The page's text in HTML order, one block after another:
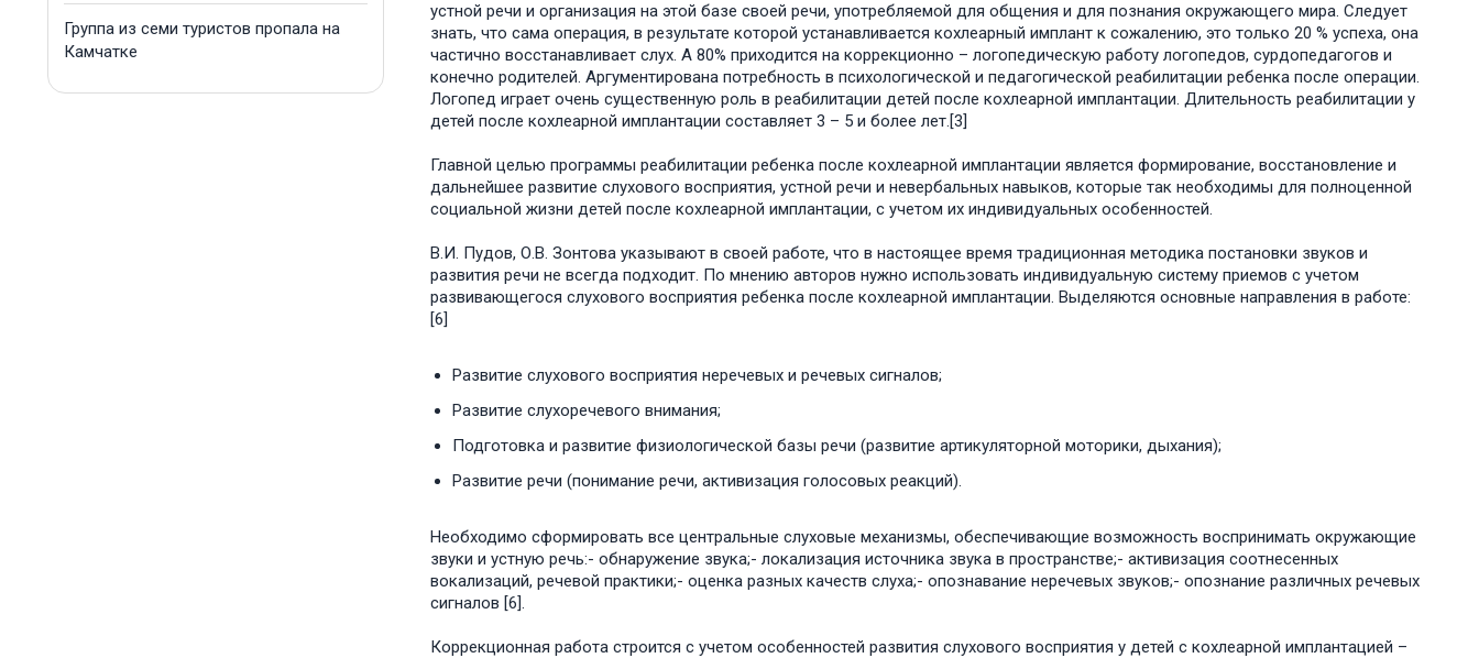
Группа из семи туристов пропала на
Камчатке
устной речи и организация на этой базе своей речи, употребляемой для общения и для познания окружающего мира. Следует
знать, что сама операция, в результате которой устанавливается кохлеарный имплант к сожалению, это только 20 % успеха, она
частично восстанавливает слух. А 80% приходится на коррекционно – логопедическую работу логопедов, сурдопедагогов и
конечно родителей. Аргументирована потребность в психологической и педагогической реабилитации ребенка после операции.
Логопед играет очень существенную роль в реабилитации детей после кохлеарной имплантации. Длительность реабилитации у
детей после кохлеарной имплантации составляет 3 – 5 и более лет.[3]
Главной целью программы реабилитации ребенка после кохлеарной имплантации является формирование, восстановление и
дальнейшее развитие слухового восприятия, устной речи и невербальных навыков, которые так необходимы для полноценной
социальной жизни детей после кохлеарной имплантации, с учетом их индивидуальных особенностей.
В.И. Пудов, О.В. Зонтова указывают в своей работе, что в настоящее время традиционная методика постановки звуков и
развития речи не всегда подходит. По мнению авторов нужно использовать индивидуальную систему приемов с учетом
развивающегося слухового восприятия ребенка после кохлеарной имплантации. Выделяются основные направления в работе:
[6]
Развитие слухового восприятия неречевых и речевых сигналов;
Развитие слухоречевого внимания;
Подготовка и развитие физиологической базы речи (развитие артикуляторной моторики, дыхания);
Развитие речи (понимание речи, активизация голосовых реакций).
Необходимо сформировать все центральные слуховые механизмы, обеспечивающие возможность воспринимать окружающие
звуки и устную речь:- обнаружение звука;- локализация источника звука в пространстве;- активизация соотнесенных
вокализаций, речевой практики;- оценка разных качеств слуха;- опознавание неречевых звуков;- опознание различных речевых
сигналов [6].
Коррекционная работа строится с учетом особенностей развития слухового восприятия у детей с кохлеарной имплантацией –